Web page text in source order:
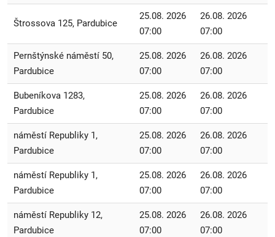
Štrossova 125, Pardubice
25.08. 2026
07:00
26.08. 2026
07:00
Pernštýnské náměstí 50,
Pardubice
25.08. 2026
07:00
26.08. 2026
07:00
Bubeníkova 1283,
Pardubice
25.08. 2026
07:00
26.08. 2026
07:00
náměstí Republiky 1,
Pardubice
25.08. 2026
07:00
26.08. 2026
07:00
náměstí Republiky 1,
Pardubice
25.08. 2026
07:00
26.08. 2026
07:00
náměstí Republiky 12,
Pardubice
25.08. 2026
07:00
26.08. 2026
07:00